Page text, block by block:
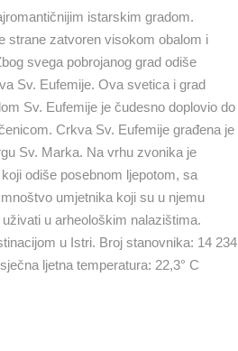
SENJ
istarskim gradom.
strane zatvoren visokom obalom i
svega pobrojanog grad odiše
Sv. Eufemije. Ova svetica i grad
Sv. Eufemije je čudesno doplovio do
Crkva Sv. Eufemije građena je
Sv. Marka. Na vrhu zvonika je
odiše posebnom ljepotom, sa
umjetnika koji su u njemu
u arheološkim nalazištima.
u Istri. Broj stanovnika: 14 234
ljetna temperatura: 22,3° C